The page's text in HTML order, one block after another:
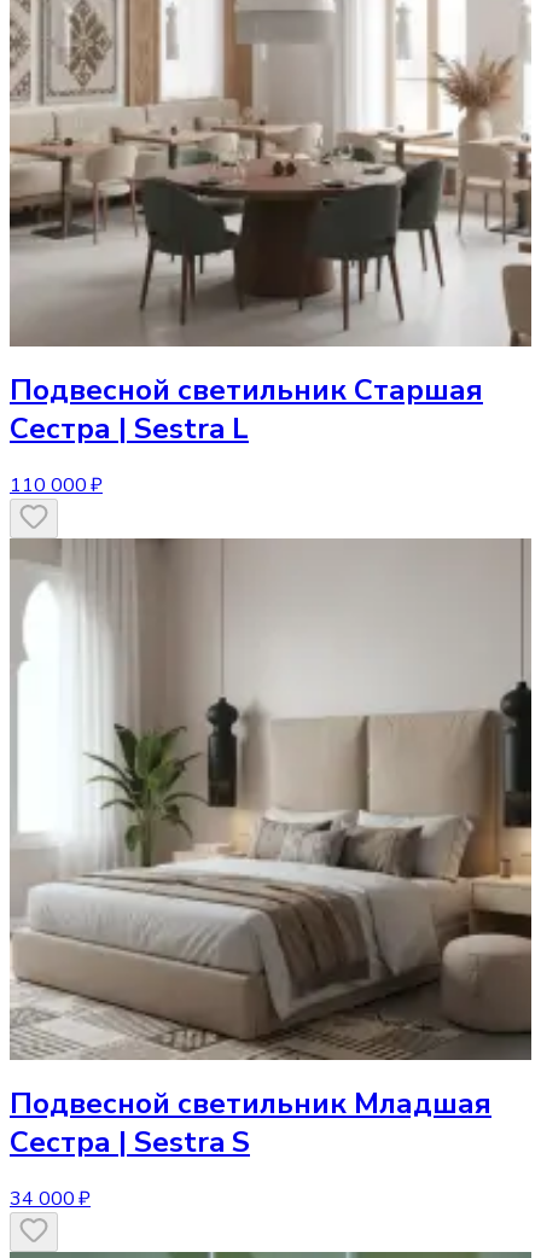
Подвесной светильник Старшая
Сестра | Sestra L
110 000 ₽
Подвесной светильник Младшая
Сестра | Sestra S
34 000 ₽